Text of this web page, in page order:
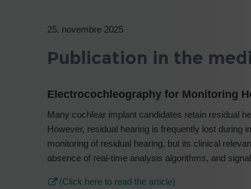
25. novembre 2025
Publication in the
Electrocochleography for Monitoring
Many cochlear implant candidates retain residual
However, residual hearing is frequently lost during
monitoring of residual hearing, but its clinical
absence of real-time analysis algorithms, and
(Click here to read the article)